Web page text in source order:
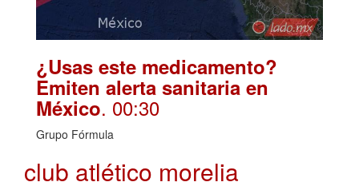
¿Usas este medicamento?
Emiten alerta sanitaria en
México. 00:30
Grupo Fórmula
club atlético morelia